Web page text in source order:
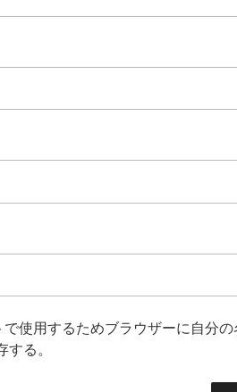
で使用するためブラウザーに自分
する。